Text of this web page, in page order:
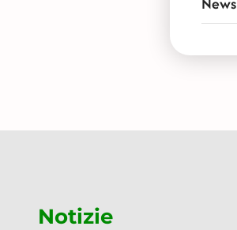
Notizie